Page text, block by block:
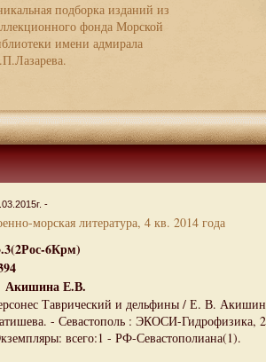
подборка изданий из
фонда Морской
имени адмирала
-
морская литература, 4 кв. 2014 года
6Крм)
Е.В.
Таврический и дельфины / Е. В.
- Севастополь : ЭКОСИ-Гидрофизика,
всего:1 - РФ-Севастополиана(1).